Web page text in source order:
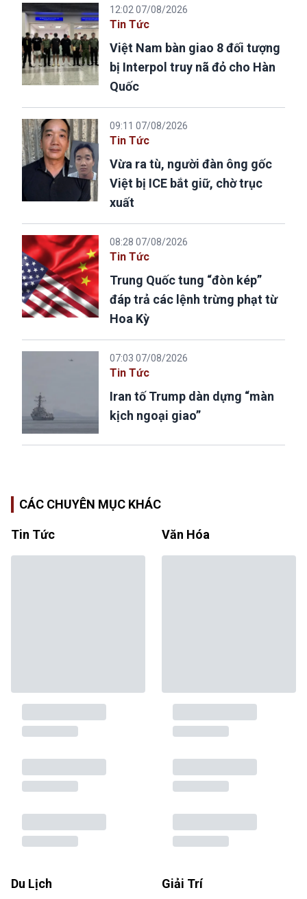
12:02 07/08/2026
Tin Tức
Việt Nam bàn giao 8 đối tượng
bị Interpol truy nã đỏ cho Hàn
Quốc
09:11 07/08/2026
Tin Tức
Vừa ra tù, người đàn ông gốc
Việt bị ICE bắt giữ, chờ trục
xuất
08:28 07/08/2026
Tin Tức
Trung Quốc tung “đòn kép”
đáp trả các lệnh trừng phạt từ
Hoa Kỳ
07:03 07/08/2026
Tin Tức
Iran tố Trump dàn dựng “màn
kịch ngoại giao”
CÁC CHUYÊN MỤC KHÁC
Tin Tức Văn Hóa
Du Lịch Giải Trí